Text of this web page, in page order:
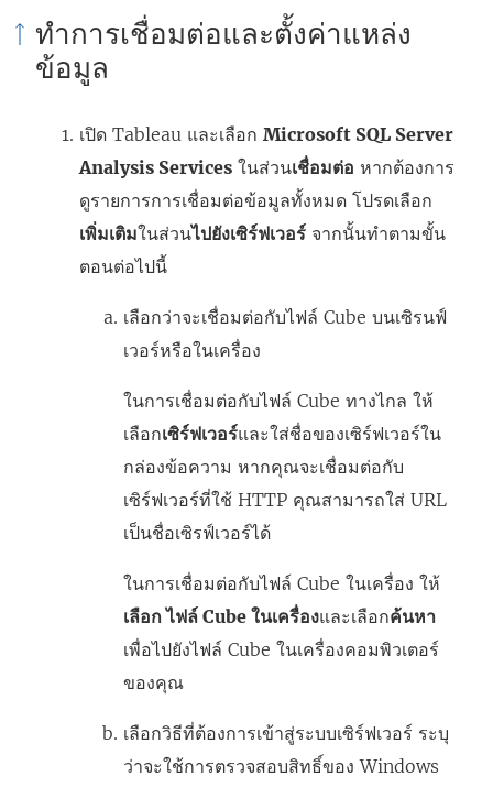
ะ
ด
ใ
น
ห
ง
ใ
ห
ม่
ทำการเชื่อมต่อและตั้งค่าแหล่ง
ข้อมูล
เปิด Tableau และเลือก Microsoft SQL Server
Analysis Services ในส่วนเชื่อมต่อ หากต้องการ
ดูรายการการเชื่อมต่อข้อมูลทั้งหมด โปรดเลือก
เพิ่มเติมในส่วนไปยังเซิร์ฟเวอร์ จากนั้นทำตามขั้น
ตอนต่อไปนี้
เลือกว่าจะเชื่อมต่อกับไฟล์ Cube บนเซิรนฟ์
เวอร์หรือในเครื่อง
ในการเชื่อมต่อกับไฟล์ Cube ทางไกล ให้
เลือกเซิร์ฟเวอร์และใส่ชื่อของเซิร์ฟเวอร์ใน
กล่องข้อความ หากคุณจะเชื่อมต่อกับ
เซิร์ฟเวอร์ที่ใช้ HTTP คุณสามารถใส่ URL
เป็นชื่อเซิรฟ์เวอร์ได้
ในการเชื่อมต่อกับไฟล์ Cube ในเครื่อง ให้
เลือก ไฟล์ Cube ในเครื่องและเลือกค้นหา
เพื่อไปยังไฟล์ Cube ในเครื่องคอมพิวเตอร์
ของคุณ
เลือกวิธีที่ต้องการเข้าสู่ระบบเซิร์ฟเวอร์ ระบุ
ว่าจะใช้การตรวจสอบสิทธิ์ของ Windows